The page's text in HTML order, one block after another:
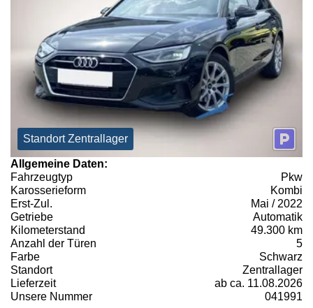
Standort Zentrallager
Allgemeine Daten:
Fahrzeugtyp
Pkw
Karosserieform
Kombi
Erst-Zul.
Mai / 2022
Getriebe
Automatik
Kilometerstand
49.300 km
Anzahl der Türen
5
Farbe
Schwarz
Standort
Zentrallager
Lieferzeit
ab ca. 11.08.2026
Unsere Nummer
041991